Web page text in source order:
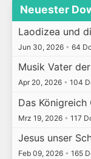
Neuester
Laodizea und
Jun 30, 2026 • 64
Musik Vater
Apr 20, 2026 • 104
Das
Mrz 19, 2026 • 117
Jesus unser
Feb 09, 2026 • 165